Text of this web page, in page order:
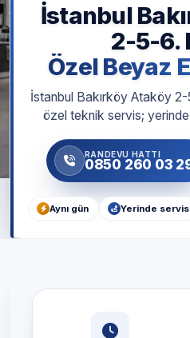
İstanbul
2-5-6.
Özel Beyaz
İstanbul Bakırköy Ataköy 2-
özel teknik servis; yerinde
RANDEVU HATTI
0850 260 03
Aynı gün Yerinde servis